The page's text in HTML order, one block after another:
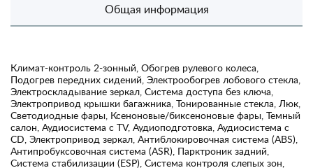
Общая информация
Климат-контроль 2-зонный, Обогрев рулевого колеса,
Подогрев передних сидений, Электрообогрев лобового стекла,
Электроскладывание зеркал, Система доступа без ключа,
Электропривод крышки багажника, Тонированные стекла, Люк,
Светодиодные фары, Ксеноновые/биксеноновые фары, Темный
салон, Аудиосистема с TV, Аудиоподготовка, Аудиосистема с
CD, Электропривод зеркал, Антиблокировочная система (ABS),
Антипробуксовочная система (ASR), Парктроник задний,
Система стабилизации (ESP), Система контроля слепых зон,